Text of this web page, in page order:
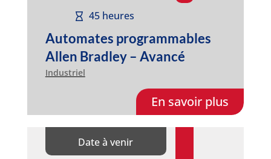
45 heures
Automates programmables
Allen Bradley – Avancé
Industriel
En savoir plus
Date à venir